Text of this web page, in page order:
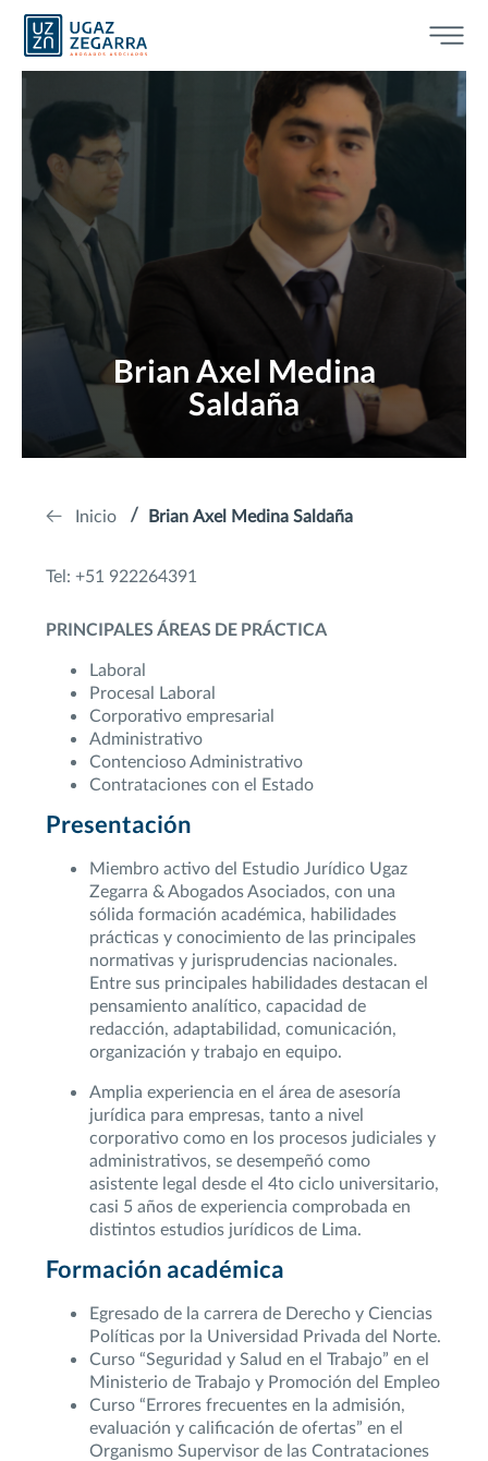
Brian Axel Medina
Saldaña
Inicio Brian Axel Medina Saldaña
Tel: +51 922264391
PRINCIPALES ÁREAS DE PRÁCTICA
Laboral
Procesal Laboral
Corporativo empresarial
Administrativo
Contencioso Administrativo
Contrataciones con el Estado
Presentación
Miembro activo del Estudio Jurídico Ugaz
Zegarra & Abogados Asociados, con una
sólida formación académica, habilidades
prácticas y conocimiento de las principales
normativas y jurisprudencias nacionales.
Entre sus principales habilidades destacan el
pensamiento analítico, capacidad de
redacción, adaptabilidad, comunicación,
organización y trabajo en equipo.
Amplia experiencia en el área de asesoría
jurídica para empresas, tanto a nivel
corporativo como en los procesos judiciales y
administrativos, se desempeñó como
asistente legal desde el 4to ciclo universitario,
casi 5 años de experiencia comprobada en
distintos estudios jurídicos de Lima.
Formación académica
Egresado de la carrera de Derecho y Ciencias
Políticas por la Universidad Privada del Norte.
Curso “Seguridad y Salud en el Trabajo” en el
Ministerio de Trabajo y Promoción del Empleo
Curso “Errores frecuentes en la admisión,
evaluación y calificación de ofertas” en el
Organismo Supervisor de las Contrataciones